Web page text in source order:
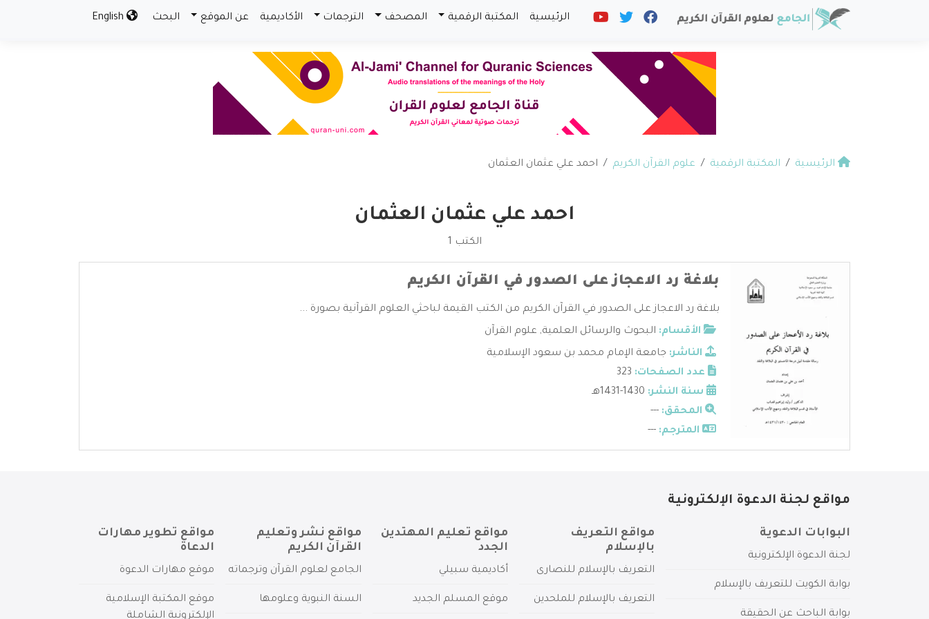
الرئيسية المكتبة الرقمية المصحف الترجمات الأكاديمية عن الموقع البحث
الرئيسية المكتبة الرقمية علوم القرآن الكريم احمد علي عثمان العثمان
احمد علي عثمان العثمان
الكتب 1
بلاغة رد الاعجاز على الصدور في القرآن الكريم
بلاغة رد الاعجاز على الصدور في القرآن الكريم من الكتب القيمة لباحثي العلوم القرآنية بصورة ...
الأقسام: البحوث والرسائل العلمية, علوم القرآن
الناشر: جامعة الإمام محمد بن سعود الإسلامية
عدد الصفحات:
سنة النشر:
المحقق: ---
المترجم: ---
مواقع لجنة الدعوة الإلكترونية
البوابات الدعوية
لجنة الدعوة الإلكترونية
بوابة الكويت للتعريف بالإسلام
بوابة الباحث عن الحقيقة
مواقع التعريف
بالإسلام
التعريف بالإسلام للنصارى
التعريف بالإسلام للملحدين
مواقع تعليم المهتدين
الجدد
أكاديمية سبيلي
موقع المسلم الجديد
مواقع نشر وتعليم
القرآن الكريم
الجامع لعلوم القرآن وترجماته
السنة النبوية وعلومها
مواقع تطوير مهارات
الدعاة
موقع مهارات الدعوة
موقع المكتبة الإسلامية
الإلكترونية الشاملة